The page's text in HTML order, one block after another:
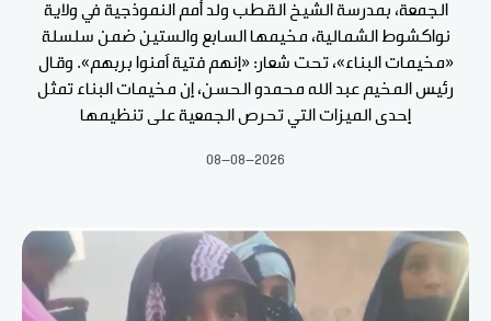
الجمعة، بمدرسة الشيخ القطب ولد أمم النموذجية في ولاية
نواكشوط الشمالية، مخيمها السابع والستين ضمن سلسلة
«مخيمات البناء»، تحت شعار: «إنهم فتية آمنوا بربهم». وقال
رئيس المخيم عبد الله محمدو الحسن، إن مخيمات البناء تمثل
إحدى الميزات التي تحرص الجمعية على تنظيمها
08-08-2026